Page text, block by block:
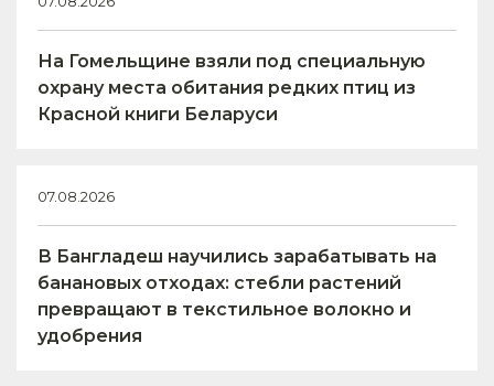
На Гомельщине взяли под специальную
охрану места обитания редких птиц из
Красной книги Беларуси
07.08.2026
В Бангладеш научились зарабатывать на
банановых отходах: стебли растений
превращают в текстильное волокно и
удобрения